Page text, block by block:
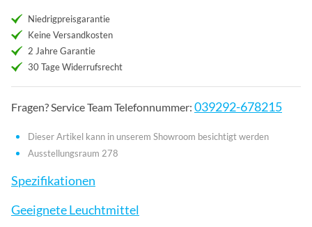
Niedrigpreisgarantie
Keine Versandkosten
2 Jahre Garantie
30 Tage Widerrufsrecht
Fragen? Service Team Telefonnummer: 039292-678215
Dieser Artikel kann in unserem Showroom besichtigt werden
Ausstellungsraum 278
Spezifikationen
Geeignete Leuchtmittel